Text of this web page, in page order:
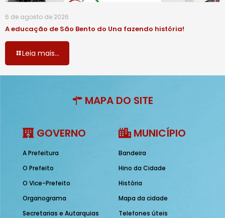
6 de agosto de 2026
A educação de São Bento do Una fazendo história!
Leia mais...
MAPA DO SITE
GOVERNO
A Prefeitura
O Prefeito
O Vice-Prefeito
Organograma
Secretarias e Autarquias
MUNICÍPIO
Bandeira
Hino da Cidade
História
Mapa da cidade
Telefones úteis